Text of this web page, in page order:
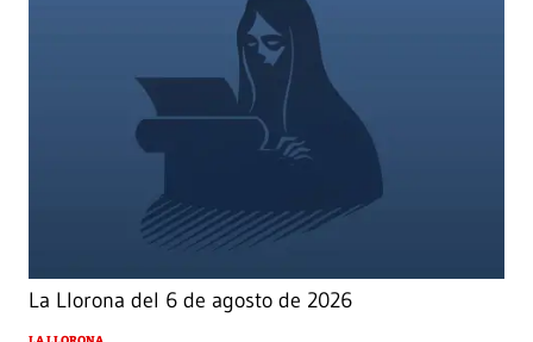
La Llorona del 6 de agosto de 2026